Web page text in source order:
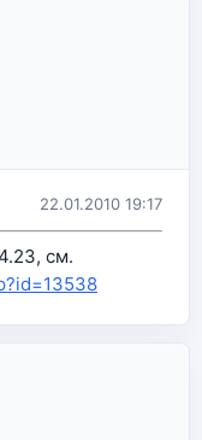
22.01.2010 19:17
см.